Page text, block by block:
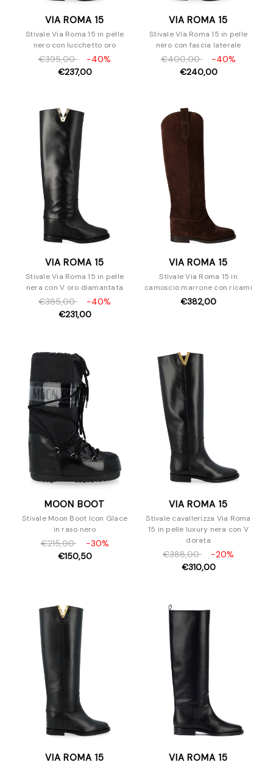
VIA ROMA 15
Stivale Via Roma 15 in pelle
nero con lucchetto oro
€395,00
-40%
€237,00
VIA ROMA 15
Stivale Via Roma 15 in pelle
nero con fascia laterale
€400,00
-40%
€240,00
VIA ROMA 15
Stivale Via Roma 15 in pelle
nera con V oro diamantata
€385,00
-40%
€231,00
VIA ROMA 15
Stivale Via Roma 15 in
camoscio marrone con ricami
€382,00
MOON BOOT
Stivale Moon Boot Icon Glace
in raso nero
€215,00
-30%
€150,50
VIA ROMA 15
Stivale cavallerizza Via Roma
15 in pelle luxury nera con V
dorata
€388,00
-20%
€310,00
VIA ROMA 15 VIA ROMA 15